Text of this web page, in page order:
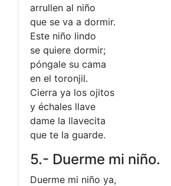
arrullen al niño
que se va a dormir.
Este niño lindo
se quiere dormir;
póngale su cama
en el toronjil.
Cierra ya los ojitos
y échales llave
dame la llavecita
que te la guarde.
5.- Duerme mi niño.
Duerme mi niño ya,